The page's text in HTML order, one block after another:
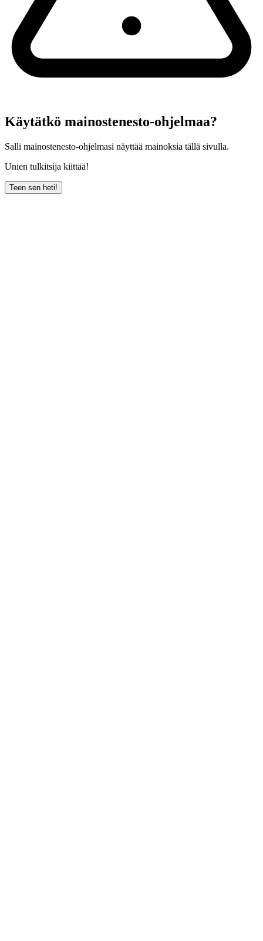
Käytätkö mainostenesto-ohjelmaa?
Salli mainostenesto-ohjelmasi näyttää mainoksia tällä sivulla.
Unien tulkitsija kiittää!
Teen sen heti!